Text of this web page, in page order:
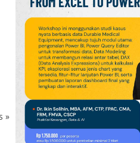
»
9
Klasemen Grup
AFF 2026: Ini
Indonesia Lolos ke
Semifinal
10 Promo JSM
7–9 Agustus
Minyak Goreng
hingga Buah